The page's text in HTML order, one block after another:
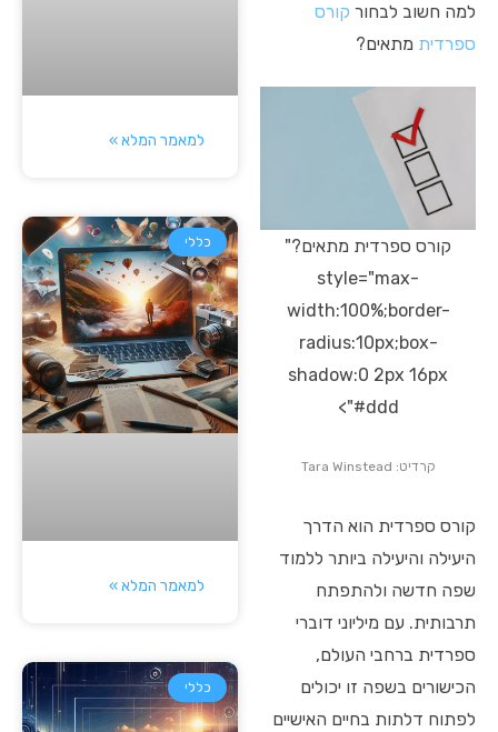
למה חשוב לבחור קורס
ספרדית מתאים?
קורס ספרדית מתאים?"
style="max-
width:100%;border-
radius:10px;box-
shadow:0 2px 16px
#ddd">
קרדיט: Tara Winstead
קורס ספרדית הוא הדרך
היעילה והיעילה ביותר ללמוד
שפה חדשה ולהתפתח
תרבותית. עם מיליוני דוברי
ספרדית ברחבי העולם,
הכישורים בשפה זו יכולים
לפתוח דלתות בחיים האישיים
למאמר המלא »
כללי
למאמר המלא »
כללי